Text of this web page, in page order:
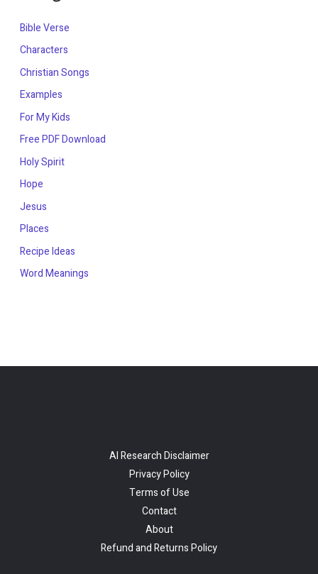
Bible Verse
Characters
Christian Songs
Examples
For My Kids
Free PDF Download
Holy Spirit
Hope
Jesus
Places
Recipe Ideas
Word Meanings
AI Research Disclaimer
Privacy Policy
Terms of Use
Contact
About
Refund and Returns Policy